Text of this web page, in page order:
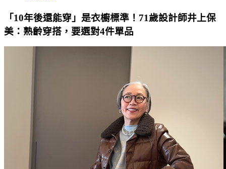
「10年後還能穿」是衣櫥標準！71歲設計師井上保
美：熟齡穿搭，要選對4件單品